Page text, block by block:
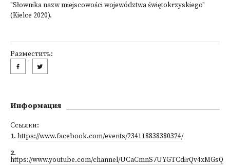
"Słownika nazw miejscowości województwa świętokrzyskiego"
(Kielce 2020).
Разместить:
Информация
Ссылки:
1. https://www.facebook.com/events/234118838380324/
2.
https://www.youtube.com/channel/UCaCmnS7UYGTCdirQv4xMGsQ